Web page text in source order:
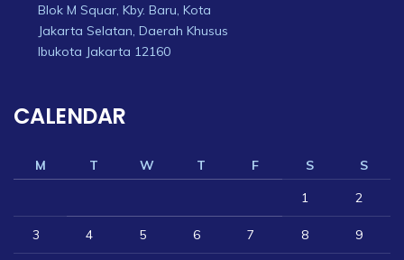
Blok M Squar, Kby. Baru, Kota
Jakarta Selatan, Daerah Khusus
Ibukota Jakarta 12160
CALENDAR
M T W T F S
S
1
2
3 4 5 6 7 8 9